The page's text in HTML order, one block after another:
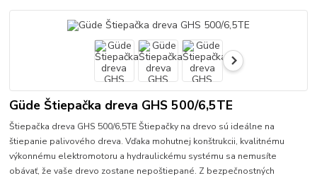
Güde Štiepačka dreva GHS 500/6,5TE
Štiepačka dreva GHS 500/6,5TE Štiepačky na drevo sú ideálne na
štiepanie palivového dreva. Vďaka mohutnej konštrukcii, kvalitnému
výkonnému elektromotoru a hydraulickému systému sa nemusíte
obávať, že vaše drevo zostane nepoštiepané. Z bezpečnostných